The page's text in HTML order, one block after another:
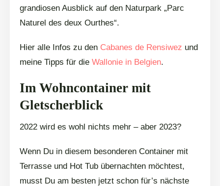
grandiosen Ausblick auf den Naturpark „Parc
Naturel des deux Ourthes“.
Hier alle Infos zu den Cabanes de Rensiwez und
meine Tipps für die Wallonie in Belgien.
Im Wohncontainer mit
Gletscherblick
2022 wird es wohl nichts mehr – aber 2023?
Wenn Du in diesem besonderen Container mit
Terrasse und Hot Tub übernachten möchtest,
musst Du am besten jetzt schon für’s nächste